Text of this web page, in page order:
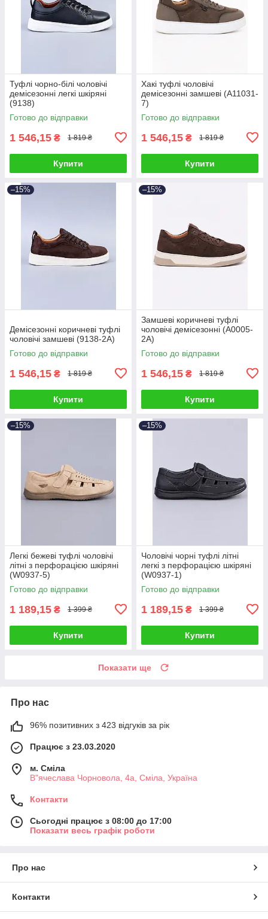
Туфлі чорно-білі чоловічі
демісезонні легкі шкіряні
(9138)
Готово до відправки
1 546,15 ₴ 1 819 ₴
Купити
Хакі туфлі чоловічі
демісезонні замшеві (A11031-
7)
Готово до відправки
1 546,15 ₴ 1 819 ₴
Купити
–15%
Демісезонні коричневі туфлі
чоловічі замшеві (9138-2A)
Готово до відправки
1 546,15 ₴ 1 819 ₴
Купити
–15%
Замшеві коричневі туфлі
чоловічі демісезонні (A0005-
2A)
Готово до відправки
1 546,15 ₴ 1 819 ₴
Купити
–15%
Легкі бежеві туфлі чоловічі
літні з перфорацією шкіряні
(W0937-5)
Готово до відправки
1 189,15 ₴ 1 399 ₴
Купити
–15%
Чоловічі чорні туфлі літні
легкі з перфорацією шкіряні
(W0937-1)
Готово до відправки
1 189,15 ₴ 1 399 ₴
Купити
Показати ще
Про нас
96% позитивних з 423 відгуків за рік
Працює з 23.03.2020
м. Сміла
В"ячеслава Чорновола, 4а, Сміла, Україна
Контакти
Сьогодні працює з 08:00 до 17:00
Показати весь графік роботи
Про нас
Контакти